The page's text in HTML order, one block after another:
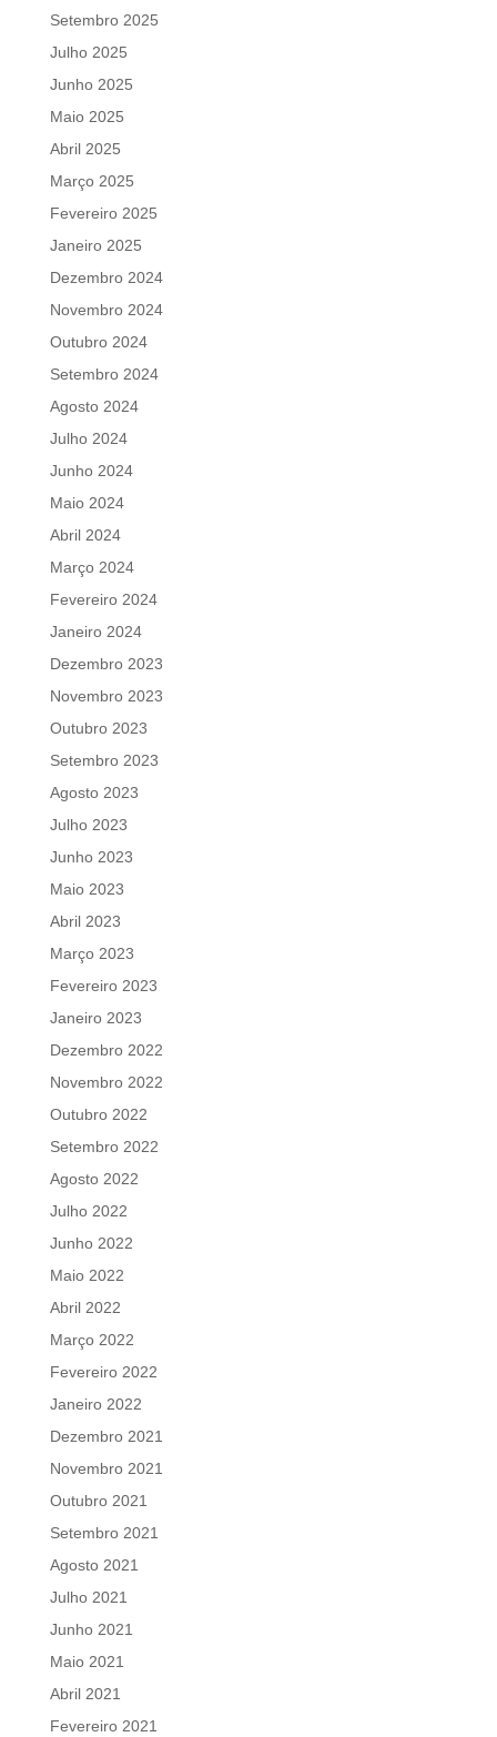
Setembro 2025
Julho 2025
Junho 2025
Maio 2025
Abril 2025
Março 2025
Fevereiro 2025
Janeiro 2025
Dezembro 2024
Novembro 2024
Outubro 2024
Setembro 2024
Agosto 2024
Julho 2024
Junho 2024
Maio 2024
Abril 2024
Março 2024
Fevereiro 2024
Janeiro 2024
Dezembro 2023
Novembro 2023
Outubro 2023
Setembro 2023
Agosto 2023
Julho 2023
Junho 2023
Maio 2023
Abril 2023
Março 2023
Fevereiro 2023
Janeiro 2023
Dezembro 2022
Novembro 2022
Outubro 2022
Setembro 2022
Agosto 2022
Julho 2022
Junho 2022
Maio 2022
Abril 2022
Março 2022
Fevereiro 2022
Janeiro 2022
Dezembro 2021
Novembro 2021
Outubro 2021
Setembro 2021
Agosto 2021
Julho 2021
Junho 2021
Maio 2021
Abril 2021
Fevereiro 2021